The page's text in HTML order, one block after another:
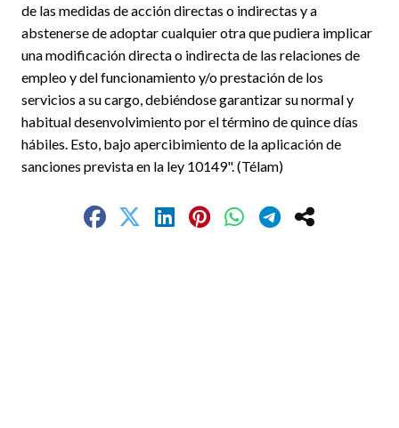
de las medidas de acción directas o indirectas y a
abstenerse de adoptar cualquier otra que pudiera implicar
una modificación directa o indirecta de las relaciones de
empleo y del funcionamiento y/o prestación de los
servicios a su cargo, debiéndose garantizar su normal y
habitual desenvolvimiento por el término de quince días
hábiles. Esto, bajo apercibimiento de la aplicación de
sanciones prevista en la ley 10149". (Télam)